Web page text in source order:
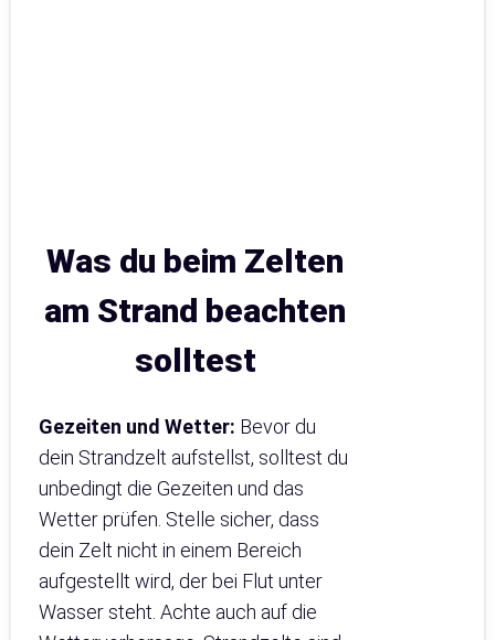
Was du beim Zelten
am Strand beachten
solltest
Gezeiten und Wetter: Bevor du
dein Strandzelt aufstellst, solltest du
unbedingt die Gezeiten und das
Wetter prüfen. Stelle sicher, dass
dein Zelt nicht in einem Bereich
aufgestellt wird, der bei Flut unter
Wasser steht. Achte auch auf die